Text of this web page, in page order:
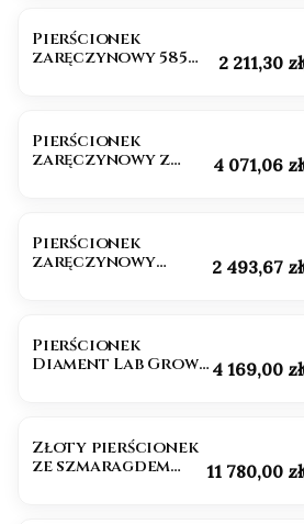
Pierścionek
zaręczynowy 585
Cena
2 211,30 zł
Pierścionek
zaręczynowy z
Cena
4 071,06 zł
Pierścionek
zaręczynowy
Cena
2 493,67 zł
Pierścionek
Diament Lab Grown Cena
4 169,00 zł
Złoty pierścionek
ze szmaragdem
Cena
11 780,00 zł